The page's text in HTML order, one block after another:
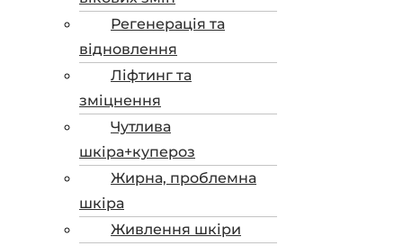
Регенерація та
відновлення
Ліфтинг та
зміцнення
Чутлива
шкіра+купероз
Жирна, проблемна
шкіра
Живлення шкіри